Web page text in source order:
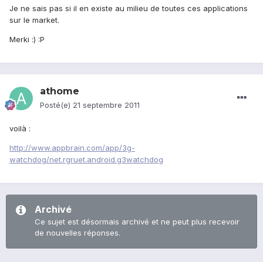
Je ne sais pas si il en existe au milieu de toutes ces applications
sur le market.
Merki :) :P
athome
Posté(e) 21 septembre 2011
voilà :
http://www.appbrain.com/app/3g-
watchdog/net.rgruet.android.g3watchdog
Archivé
Ce sujet est désormais archivé et ne peut plus recevoir
de nouvelles réponses.